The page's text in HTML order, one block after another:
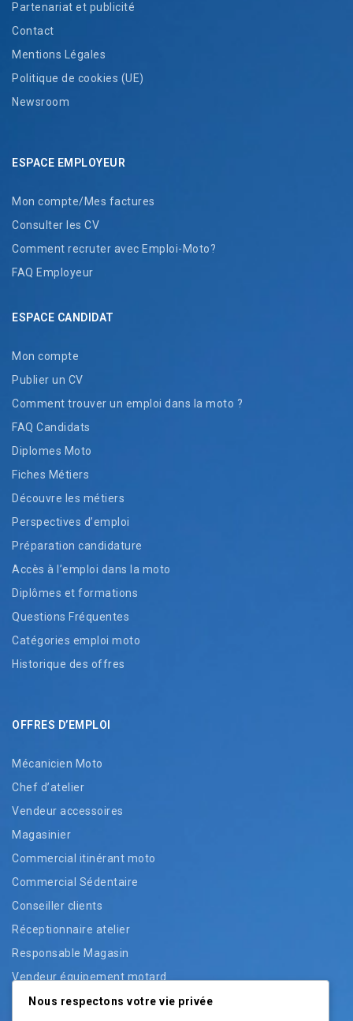
Partenariat et publicité
Contact
Mentions Légales
Politique de cookies (UE)
Newsroom
ESPACE EMPLOYEUR
Mon compte/Mes factures
Consulter les CV
Comment recruter avec Emploi-Moto?
FAQ Employeur
ESPACE CANDIDAT
Mon compte
Publier un CV
Comment trouver un emploi dans la moto ?
FAQ Candidats
Diplomes Moto
Fiches Métiers
Découvre les métiers
Perspectives d’emploi
Préparation candidature
Accès à l’emploi dans la moto
Diplômes et formations
Questions Fréquentes
Catégories emploi moto
Historique des offres
OFFRES D’EMPLOI
Mécanicien Moto
Chef d’atelier
Vendeur accessoires
Magasinier
Commercial itinérant moto
Commercial Sédentaire
Conseiller clients
Réceptionnaire atelier
Responsable Magasin
Vendeur équipement motard
Vendeur pièces
Nous respectons votre vie privée